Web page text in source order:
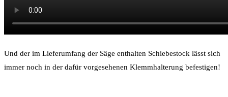
Und der im Lieferumfang der Säge enthalten Schiebestock lässt sich
immer noch in der dafür vorgesehenen Klemmhalterung befestigen!